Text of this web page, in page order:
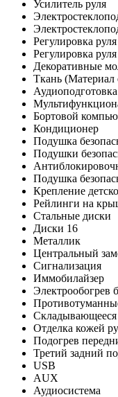
Усилитель руля
Регулировка
Регулировка
Декоративные
Ткань (Материал
Аудиоподготовка
Бортовой
Кондиционер
Подушка
Подушки
Подушка
Крепление
Рейлинги на
Стальные диски
Диски 16
Металлик
Центральный
Сигнализация
Иммобилайзер
Электрообогрев
Складывающееся
Отделка кожей
Подогрев
Третий задний
USB
AUX
Аудиосистема